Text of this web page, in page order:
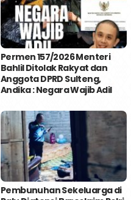
Permen 157/2026 Menteri
Bahlil Ditolak Rakyat dan
Anggota DPRD Sulteng,
Andika : Negara Wajib Adil
Pembunuhan Sekeluarga di